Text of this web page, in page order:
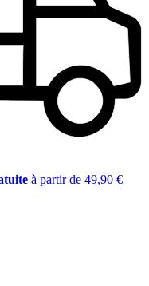
à partir de 49,90 €